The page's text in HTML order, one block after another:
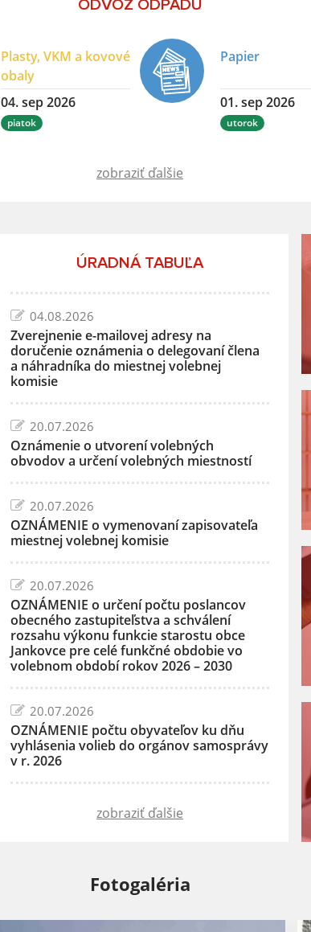
ODVOZ ODPADU
Plasty, VKM a kovové
obaly
04. sep 2026
piatok
Papier
01. sep 2026
utorok
zobraziť ďalšie
ÚRADNÁ TABUĽA
04.08.2026
Zverejnenie e-mailovej adresy na
doručenie oznámenia o delegovaní člena
a náhradníka do miestnej volebnej
komisie
20.07.2026
Oznámenie o utvorení volebných
obvodov a určení volebných miestností
20.07.2026
OZNÁMENIE o vymenovaní zapisovateľa
miestnej volebnej komisie
20.07.2026
OZNÁMENIE o určení počtu poslancov
obecného zastupiteľstva a schválení
rozsahu výkonu funkcie starostu obce
Jankovce pre celé funkčné obdobie vo
volebnom období rokov 2026 – 2030
20.07.2026
OZNÁMENIE počtu obyvateľov ku dňu
vyhlásenia volieb do orgánov samosprávy
v r. 2026
zobraziť ďalšie
Fotogaléria